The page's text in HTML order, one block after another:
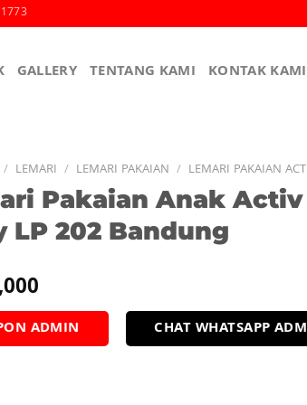
GALLERY TENTANG KAMI KONTAK KAMI
/ LEMARI / LEMARI PAKAIAN / LEMARI PAKAIAN
Pakaian Anak
LP 202 Bandung
ADMIN CHAT WHATSAPP